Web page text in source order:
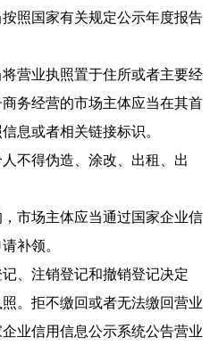
照国家有关规定公示年度报告
营业执照置于住所或者主要经
务经营的市场主体应当在其首
息或者相关链接标识。
不得伪造、涂改、出租、出
场主体应当通过国家企业信
补领。
注销登记和撤销登记决定
。拒不缴回或者无法缴回营业
业信用信息公示系统公告营业